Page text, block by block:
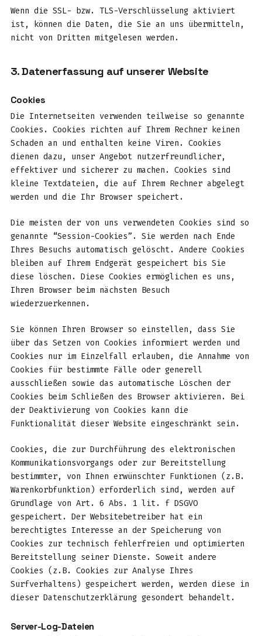
Wenn die SSL- bzw. TLS-Verschlüsselung aktiviert
ist, können die Daten, die Sie an uns übermitteln,
nicht von Dritten mitgelesen werden.
3. Datenerfassung auf unserer Website
Cookies
Die Internetseiten verwenden teilweise so genannte
Cookies. Cookies richten auf Ihrem Rechner keinen
Schaden an und enthalten keine Viren. Cookies
dienen dazu, unser Angebot nutzerfreundlicher,
effektiver und sicherer zu machen. Cookies sind
kleine Textdateien, die auf Ihrem Rechner abgelegt
werden und die Ihr Browser speichert.
Die meisten der von uns verwendeten Cookies sind so
genannte “Session-Cookies”. Sie werden nach Ende
Ihres Besuchs automatisch gelöscht. Andere Cookies
bleiben auf Ihrem Endgerät gespeichert bis Sie
diese löschen. Diese Cookies ermöglichen es uns,
Ihren Browser beim nächsten Besuch
wiederzuerkennen.
Sie können Ihren Browser so einstellen, dass Sie
über das Setzen von Cookies informiert werden und
Cookies nur im Einzelfall erlauben, die Annahme von
Cookies für bestimmte Fälle oder generell
ausschließen sowie das automatische Löschen der
Cookies beim Schließen des Browser aktivieren. Bei
der Deaktivierung von Cookies kann die
Funktionalität dieser Website eingeschränkt sein.
Cookies, die zur Durchführung des elektronischen
Kommunikationsvorgangs oder zur Bereitstellung
bestimmter, von Ihnen erwünschter Funktionen (z.B.
Warenkorbfunktion) erforderlich sind, werden auf
Grundlage von Art. 6 Abs. 1 lit. f DSGVO
gespeichert. Der Websitebetreiber hat ein
berechtigtes Interesse an der Speicherung von
Cookies zur technisch fehlerfreien und optimierten
Bereitstellung seiner Dienste. Soweit andere
Cookies (z.B. Cookies zur Analyse Ihres
Surfverhaltens) gespeichert werden, werden diese in
dieser Datenschutzerklärung gesondert behandelt.
Server-Log-Dateien